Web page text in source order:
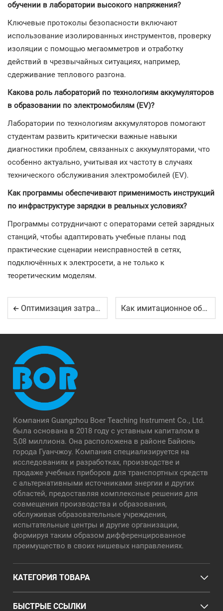
обучении в лаборатории высокого напряжения?
Ключевые протоколы безопасности включают
использование изолированных инструментов, проверку
изоляции с помощью мегаомметров и отработку
действий в чрезвычайных ситуациях, например,
сдерживание теплового разгона.
Какова роль лабораторий по технологиям аккумуляторов
в образовании по электромобилям (EV)?
Лаборатории по технологиям аккумуляторов помогают
студентам развить критически важные навыки
диагностики проблем, связанных с аккумуляторами, что
особенно актуально, учитывая их частоту в случаях
технического обслуживания электромобилей (EV).
Как программы обеспечивают применимость инструкций
по инфраструктуре зарядки в реальных условиях?
Программы сотрудничают с операторами сетей зарядных
станций, чтобы адаптировать учебные планы под
практические сценарии неисправностей в сетях,
подключённых к электросети, а не только к
теоретическим моделям.
Оптимизация затрат на учебное оборудование в школах Как имитационное обучение повышает эффективность автотехнического обучения
Компания Guangzhou Boer Teaching Instrument Co., Ltd.
была основана в 2018 году с уставным капиталом в
5,08 миллиона. Она расположена в районе Байюнь
города Гуанчжоу. Компания специализируется на
исследованиях и разработках, производстве и
продаже учебных приборов для транспортных средств
с альтернативными источниками энергии и других
областей, предоставляя комплексные решения для
совмещения производства и образования,
обслуживая образовательные учреждения,
испытательные центры и другие организации,
формируя таким образом дифференцированное
преимущество в своих нишевых направлениях.
КАТЕГОРИЯ ТОВАРА
БЫСТРЫЕ ССЫЛКИ